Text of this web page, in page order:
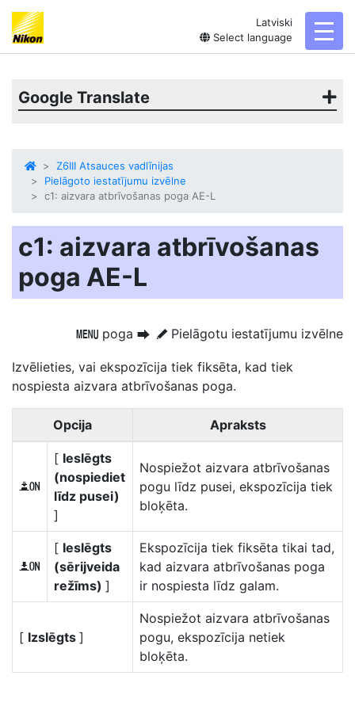
Latviski
Select language
Google Translate
Z6III Atsauces vadlīnijas
Pielāgoto iestatījumu izvēlne
c1: aizvara atbrīvošanas poga AE-L
c1: aizvara atbrīvošanas
poga AE-L
G poga U A Pielāgotu iestatījumu izvēlne
Izvēlieties, vai ekspozīcija tiek fiksēta, kad tiek
nospiesta aizvara atbrīvošanas poga.
Opcija Apraksts
O
[ Ieslēgts
(nospiediet
līdz pusei)
]
Nospiežot aizvara atbrīvošanas
pogu līdz pusei, ekspozīcija tiek
bloķēta.
P
[ Ieslēgts
(sērijveida
režīms) ]
Ekspozīcija tiek fiksēta tikai tad,
kad aizvara atbrīvošanas poga
ir nospiesta līdz galam.
[ Izslēgts ]
Nospiežot aizvara atbrīvošanas
pogu, ekspozīcija netiek
bloķēta.